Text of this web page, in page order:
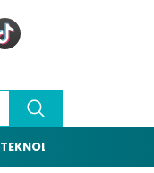
TEKNOLOGI